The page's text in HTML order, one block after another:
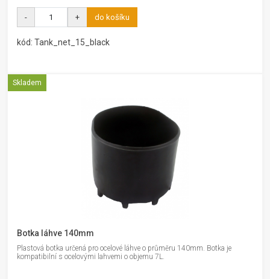
- + do košíku
kód: Tank_net_15_black
Skladem
Botka láhve 140mm
Plastová botka určená pro ocelové láhve o průměru 140mm. Botka je
kompatibilní s ocelovými lahvemi o objemu 7L.